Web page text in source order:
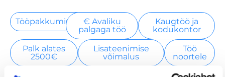
Tööpakkumised
€ Avaliku
palgaga töö
Kaugtöö ja
kodukontor
Palk alates
2500€
Lisateenimise
võimalus
Töö
noortele